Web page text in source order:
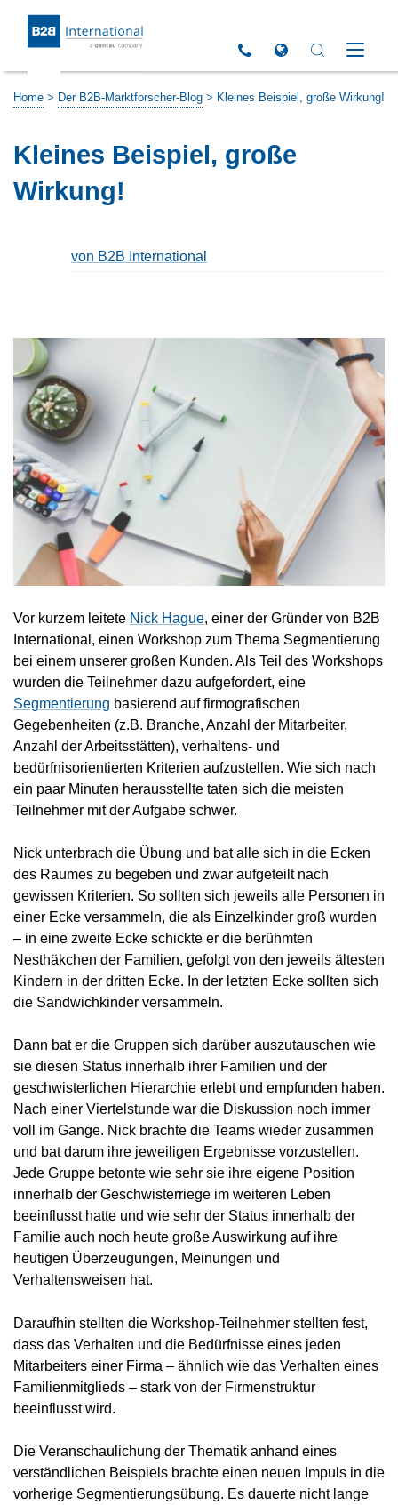
Click to call us
Home > Der B2B-Marktforscher-Blog > Kleines Beispiel, große Wirkung!
Kleines Beispiel, große
Wirkung!
von B2B International
Vor kurzem leitete Nick Hague, einer der Gründer von B2B
International, einen Workshop zum Thema Segmentierung
bei einem unserer großen Kunden. Als Teil des Workshops
wurden die Teilnehmer dazu aufgefordert, eine
Segmentierung basierend auf firmografischen
Gegebenheiten (z.B. Branche, Anzahl der Mitarbeiter,
Anzahl der Arbeitsstätten), verhaltens- und
bedürfnisorientierten Kriterien aufzustellen. Wie sich nach
ein paar Minuten herausstellte taten sich die meisten
Teilnehmer mit der Aufgabe schwer.
Nick unterbrach die Übung und bat alle sich in die Ecken
des Raumes zu begeben und zwar aufgeteilt nach
gewissen Kriterien. So sollten sich jeweils alle Personen in
einer Ecke versammeln, die als Einzelkinder groß wurden
– in eine zweite Ecke schickte er die berühmten
Nesthäkchen der Familien, gefolgt von den jeweils ältesten
Kindern in der dritten Ecke. In der letzten Ecke sollten sich
die Sandwichkinder versammeln.
Dann bat er die Gruppen sich darüber auszutauschen wie
sie diesen Status innerhalb ihrer Familien und der
geschwisterlichen Hierarchie erlebt und empfunden haben.
Nach einer Viertelstunde war die Diskussion noch immer
voll im Gange. Nick brachte die Teams wieder zusammen
und bat darum ihre jeweiligen Ergebnisse vorzustellen.
Jede Gruppe betonte wie sehr sie ihre eigene Position
innerhalb der Geschwisterriege im weiteren Leben
beeinflusst hatte und wie sehr der Status innerhalb der
Familie auch noch heute große Auswirkung auf ihre
heutigen Überzeugungen, Meinungen und
Verhaltensweisen hat.
Daraufhin stellten die Workshop-Teilnehmer stellten fest,
dass das Verhalten und die Bedürfnisse eines jeden
Mitarbeiters einer Firma – ähnlich wie das Verhalten eines
Familienmitglieds – stark von der Firmenstruktur
beeinflusst wird.
Die Veranschaulichung der Thematik anhand eines
verständlichen Beispiels brachte einen neuen Impuls in die
vorherige Segmentierungsübung. Es dauerte nicht lange